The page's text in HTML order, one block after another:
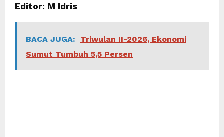
Editor: M Idris
BACA JUGA:
Triwulan II-2026, Ekonomi
Sumut Tumbuh 5,5 Persen